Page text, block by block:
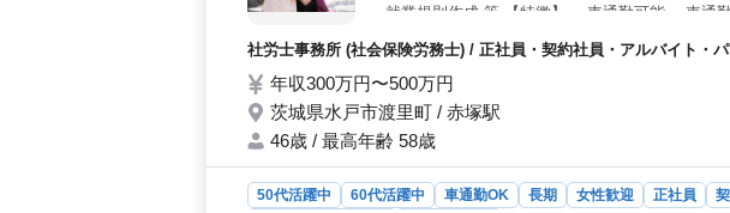
・就業規則作成 等 【特徴】 ・車通勤可能 ・車通
役活躍中 今までの実務経験を生かして一緒に成長
ております★
社労士事務所 (社会保険労務士) / 正社員・契約社員・アルバイト・
年収300万円〜500万円
茨城県水戸市渡里町 / 赤塚駅
46歳 / 最高年齢 58歳
50代活躍中 60代活躍中 車通勤OK 長期 女性歓迎 正社員